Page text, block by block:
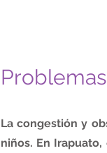
La congestión y
niños. En